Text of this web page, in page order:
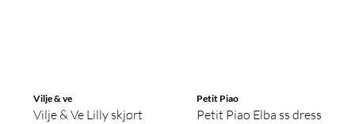
Vilje & ve
Vilje & Ve Lilly skjørt
Petit Piao
Petit Piao Elba ss dress